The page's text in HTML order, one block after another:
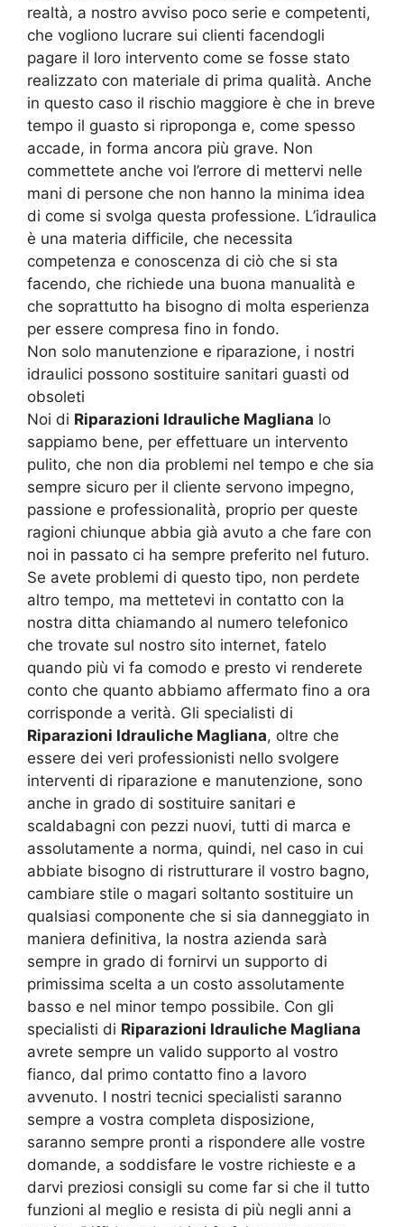
realtà, a nostro avviso poco serie e competenti,
che vogliono lucrare sui clienti facendogli
pagare il loro intervento come se fosse stato
realizzato con materiale di prima qualità. Anche
in questo caso il rischio maggiore è che in breve
tempo il guasto si riproponga e, come spesso
accade, in forma ancora più grave. Non
commettete anche voi l’errore di mettervi nelle
mani di persone che non hanno la minima idea
di come si svolga questa professione. L’idraulica
è una materia difficile, che necessita
competenza e conoscenza di ciò che si sta
facendo, che richiede una buona manualità e
che soprattutto ha bisogno di molta esperienza
per essere compresa fino in fondo.
Non solo manutenzione e riparazione, i nostri
idraulici possono sostituire sanitari guasti od
obsoleti
Noi di Riparazioni Idrauliche Magliana lo
sappiamo bene, per effettuare un intervento
pulito, che non dia problemi nel tempo e che sia
sempre sicuro per il cliente servono impegno,
passione e professionalità, proprio per queste
ragioni chiunque abbia già avuto a che fare con
noi in passato ci ha sempre preferito nel futuro.
Se avete problemi di questo tipo, non perdete
altro tempo, ma mettetevi in contatto con la
nostra ditta chiamando al numero telefonico
che trovate sul nostro sito internet, fatelo
quando più vi fa comodo e presto vi renderete
conto che quanto abbiamo affermato fino a ora
corrisponde a verità. Gli specialisti di
Riparazioni Idrauliche Magliana, oltre che
essere dei veri professionisti nello svolgere
interventi di riparazione e manutenzione, sono
anche in grado di sostituire sanitari e
scaldabagni con pezzi nuovi, tutti di marca e
assolutamente a norma, quindi, nel caso in cui
abbiate bisogno di ristrutturare il vostro bagno,
cambiare stile o magari soltanto sostituire un
qualsiasi componente che si sia danneggiato in
maniera definitiva, la nostra azienda sarà
sempre in grado di fornirvi un supporto di
primissima scelta a un costo assolutamente
basso e nel minor tempo possibile. Con gli
specialisti di Riparazioni Idrauliche Magliana
avrete sempre un valido supporto al vostro
fianco, dal primo contatto fino a lavoro
avvenuto. I nostri tecnici specialisti saranno
sempre a vostra completa disposizione,
saranno sempre pronti a rispondere alle vostre
domande, a soddisfare le vostre richieste e a
darvi preziosi consigli su come far si che il tutto
funzioni al meglio e resista di più negli anni a